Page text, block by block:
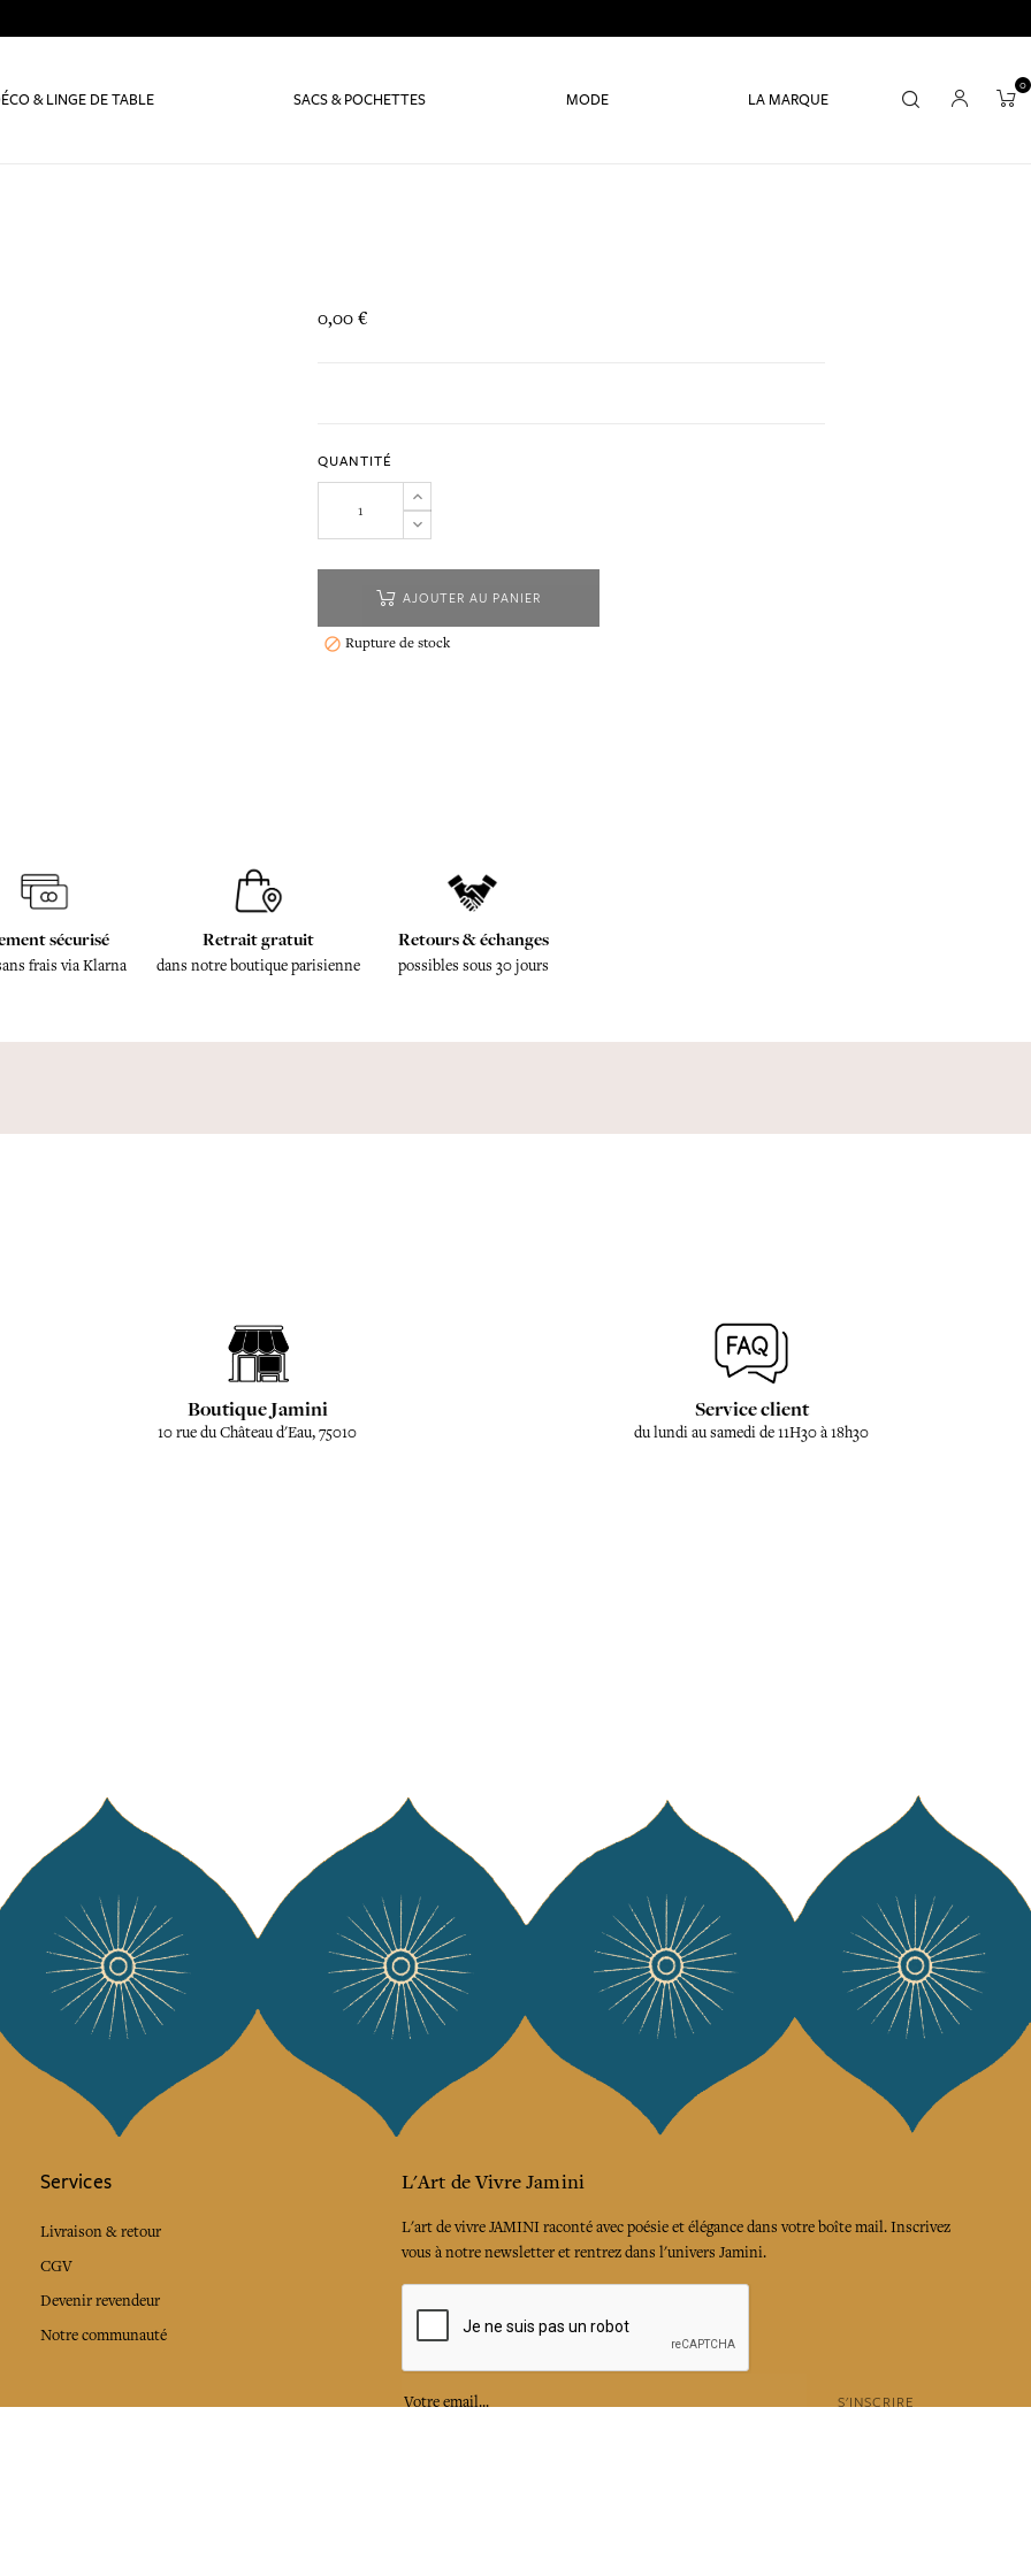
& LINGE DE TABLE SACS & POCHETTES MODE LA MARQUE
0
0,00 €
QUANTITÉ
AJOUTER AU PANIER
 Rupture de stock
sécurisé
frais via Klarna
Retrait gratuit
dans notre boutique parisienne
Retours & échanges
possibles sous 30 jours
Boutique Jamini
10 rue du Château d'Eau, 75010
Service client
du lundi au samedi de 11H30 à 18h30
Services
Livraison & retour
CGV
Devenir revendeur
Notre communauté
L'Art de Vivre Jamini
L'art de vivre JAMINI raconté avec poésie et élégance dans votre boîte mail. Inscrivez
vous à notre newsletter et rentrez dans l'univers Jamini.
S'INSCRIRE